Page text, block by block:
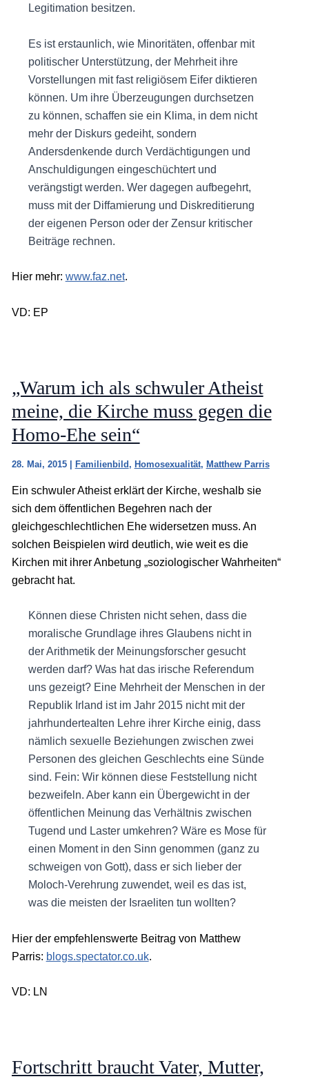
Legitimation besitzen.
Es ist erstaunlich, wie Minoritäten, offenbar mit
politischer Unterstützung, der Mehrheit ihre
Vorstellungen mit fast religiösem Eifer diktieren
können. Um ihre Überzeugungen durchsetzen
zu können, schaffen sie ein Klima, in dem nicht
mehr der Diskurs gedeiht, sondern
Andersdenkende durch Verdächtigungen und
Anschuldigungen eingeschüchtert und
verängstigt werden. Wer dagegen aufbegehrt,
muss mit der Diffamierung und Diskreditierung
der eigenen Person oder der Zensur kritischer
Beiträge rechnen.
Hier mehr: www.faz.net.
VD: EP
„Warum ich als schwuler Atheist
meine, die Kirche muss gegen die
Homo-Ehe sein“
28. Mai, 2015 | Familienbild, Homosexualität, Matthew Parris
Ein schwuler Atheist erklärt der Kirche, weshalb sie
sich dem öffentlichen Begehren nach der
gleichgeschlechtlichen Ehe widersetzen muss. An
solchen Beispielen wird deutlich, wie weit es die
Kirchen mit ihrer Anbetung „soziologischer Wahrheiten“
gebracht hat.
Können diese Christen nicht sehen, dass die
moralische Grundlage ihres Glaubens nicht in
der Arithmetik der Meinungsforscher gesucht
werden darf? Was hat das irische Referendum
uns gezeigt? Eine Mehrheit der Menschen in der
Republik Irland ist im Jahr 2015 nicht mit der
jahrhundertealten Lehre ihrer Kirche einig, dass
nämlich sexuelle Beziehungen zwischen zwei
Personen des gleichen Geschlechts eine Sünde
sind. Fein: Wir können diese Feststellung nicht
bezweifeln. Aber kann ein Übergewicht in der
öffentlichen Meinung das Verhältnis zwischen
Tugend und Laster umkehren? Wäre es Mose für
einen Moment in den Sinn genommen (ganz zu
schweigen von Gott), dass er sich lieber der
Moloch-Verehrung zuwendet, weil es das ist,
was die meisten der Israeliten tun wollten?
Hier der empfehlenswerte Beitrag von Matthew
Parris: blogs.spectator.co.uk.
VD: LN
Fortschritt braucht Vater, Mutter,